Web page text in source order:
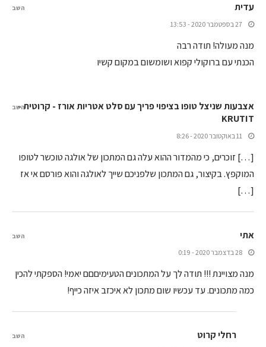
עדית
27 בספטמבר 2020 - 13:53
מנה מעולה! תודה רבה
הכנתי עם ברוקולי קפוא ושומשום במקום קשיו
השב
אצבעות שניצל טופו בציפוי פריך עם סלט אטריות אורז - קרוטית -
KRUTIT
11 באוקטובר 2020 - 8:26
[…] זוכרים, כי מהמדור ההוא עלה גם המתכון של אולגה טוכשר לטופו
המוקפץ. בקיצור, גם המתכון שלפניכם שייך לאולגה והוא פורסם אי אז
[…]
השב
אתי
28 בדצמבר 2020 - 0:19
מנה מצויינת !!! תודה לך על המתכונים הטעימיםםם יאמי! הספקתי להכין
כמה מתכונים. עד עכשיו שום מתכון לא איכזב איזה כייף!
השב
רחלי קרוט השב